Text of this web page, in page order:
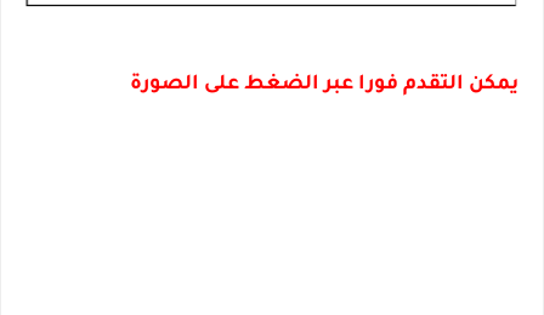
يمكن التقدم فورا عبر الضغط على الصورة